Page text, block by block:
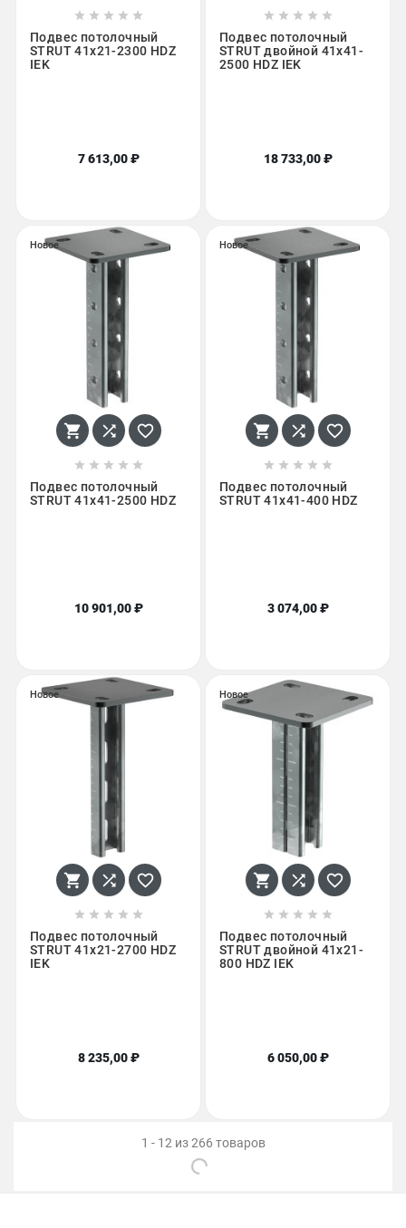
    
Подвес потолочный
STRUT 41х21-2300 HDZ
IEK
7 613,00 ₽
    
Подвес потолочный
STRUT двойной 41х41-
2500 HDZ IEK
18 733,00 ₽
Новое
  
    
Подвес потолочный
STRUT 41х41-2500 HDZ
10 901,00 ₽
Новое
  
    
Подвес потолочный
STRUT 41х41-400 HDZ
3 074,00 ₽
Новое
  
    
Подвес потолочный
STRUT 41х21-2700 HDZ
IEK
8 235,00 ₽
Новое
  
    
Подвес потолочный
STRUT двойной 41х21-
800 HDZ IEK
6 050,00 ₽
1 - 12 из 266 товаров